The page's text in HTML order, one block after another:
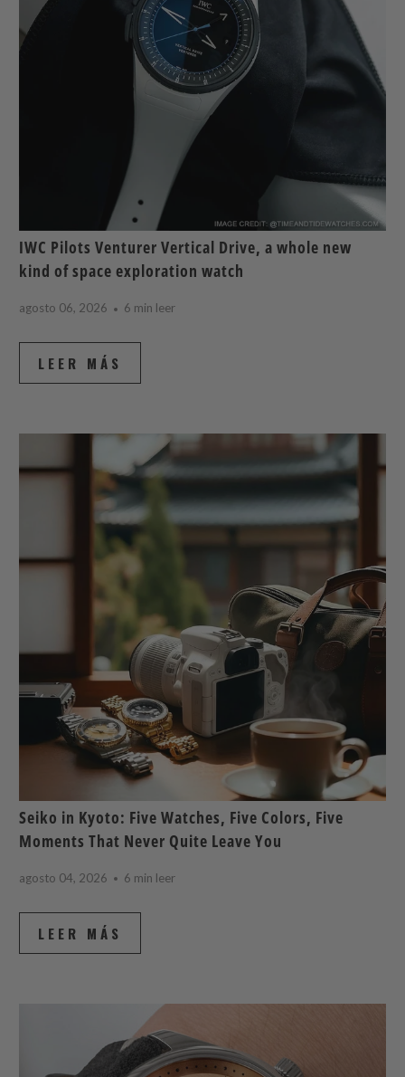
IWC Pilots Venturer Vertical Drive, a whole new
kind of space exploration watch
agosto 06, 2026 6 min leer
LEER MÁS
Seiko in Kyoto: Five Watches, Five Colors, Five
Moments That Never Quite Leave You
agosto 04, 2026 6 min leer
LEER MÁS